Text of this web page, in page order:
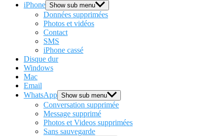
iPhone Show sub menu
Données supprimées
Photos et vidéos
Contact
SMS
iPhone cassé
Disque dur
Windows
Mac
Email
WhatsApp Show sub menu
Conversation supprimée
Message supprimé
Photos et Videos supprimées
Sans sauvegarde